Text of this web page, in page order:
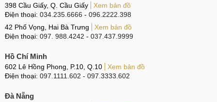
398 Cầu Giấy, Q. Cầu Giấy
Xem bản đồ
Điện thoại: 034.235.6666 - 096.2222.398
42 Phố Vọng, Hai Bà Trưng
Xem bản đồ
Điện thoại: 097. 988.4242 - 037.437.9999
Hồ Chí Minh
602 Lê Hồng Phong, P.10, Q.10
Xem bản đồ
Điện thoại: 097.1111.602 - 097.3333.602
Đà Nẵng